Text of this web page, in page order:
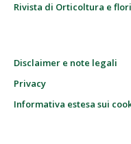
Rivista di Orticoltura e
Disclaimer e note legali
Privacy
Informativa estesa sui